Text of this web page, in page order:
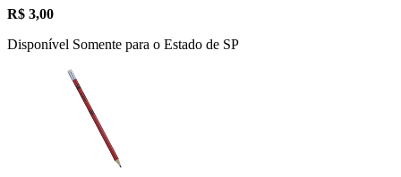
R$ 3,00
Disponível Somente para o Estado de SP